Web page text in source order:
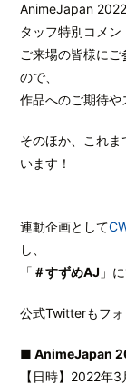
AnimeJapan
タッフ特別コメン
ご来場の皆様に
ので、
作品へのご期待や
そのほか、これ
います！
連動企画として
し、
「 ＃すずめAJ 」
公式Twitterもフォ
■ AnimeJapan
【日時】2022